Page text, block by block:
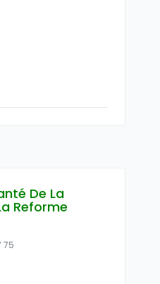
De La
Reforme
75